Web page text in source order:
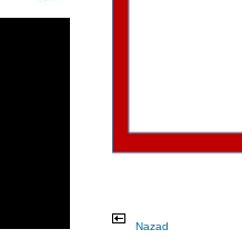
Nazad